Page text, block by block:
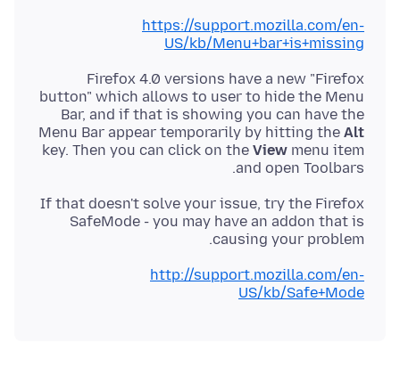
https://support.mozilla.com/en-
US/kb/Menu+bar+is+missing
Firefox 4.0 versions have a new "Firefox
button" which allows to user to hide the Menu
Bar, and if that is showing you can have the
Menu Bar appear temporarily by hitting the Alt
key. Then you can click on the View menu item
and open Toolbars.
If that doesn't solve your issue, try the Firefox
SafeMode - you may have an addon that is
causing your problem.
http://support.mozilla.com/en-
US/kb/Safe+Mode